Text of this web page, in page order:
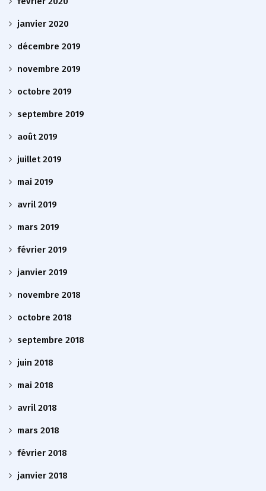
janvier 2020
décembre 2019
novembre 2019
octobre 2019
septembre 2019
août 2019
juillet 2019
mai 2019
avril 2019
mars 2019
février 2019
janvier 2019
novembre 2018
octobre 2018
septembre 2018
juin 2018
mai 2018
avril 2018
mars 2018
février 2018
janvier 2018